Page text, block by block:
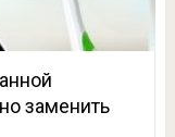
заменить